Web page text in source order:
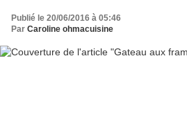
Publié le 20/06/2016 à 05:46
Par Caroline ohmacuisine